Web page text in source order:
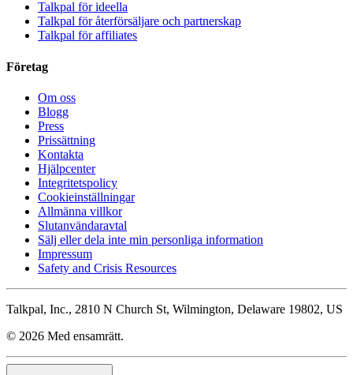
Talkpal för ideella
Talkpal för återförsäljare och partnerskap
Talkpal för affiliates
Företag
Om oss
Blogg
Press
Prissättning
Kontakta
Hjälpcenter
Integritetspolicy
Cookieinställningar
Allmänna villkor
Slutanvändaravtal
Sälj eller dela inte min personliga information
Impressum
Safety and Crisis Resources
Talkpal, Inc., 2810 N Church St, Wilmington, Delaware 19802, US
© 2026 Med ensamrätt.